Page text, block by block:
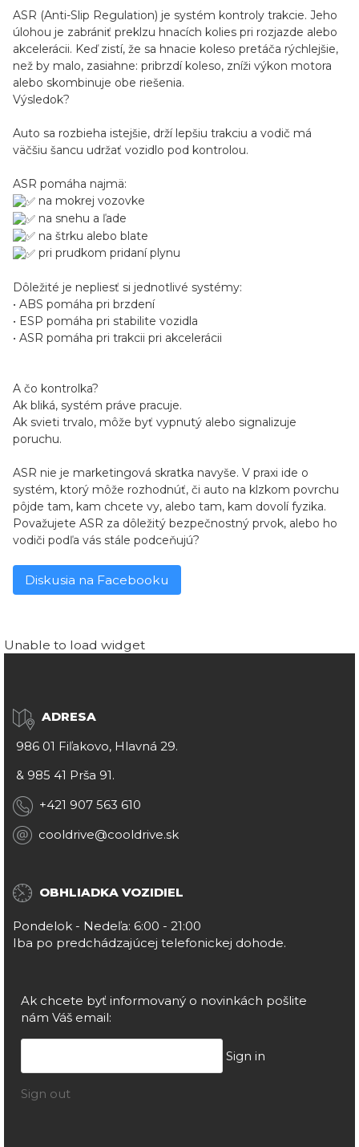
ASR (Anti-Slip Regulation) je systém kontroly trakcie. Jeho
úlohou je zabrániť preklzu hnacích kolies pri rozjazde alebo
akcelerácii. Keď zistí, že sa hnacie koleso pretáča rýchlejšie,
než by malo, zasiahne: pribrzdí koleso, zníži výkon motora
alebo skombinuje obe riešenia.
Výsledok?
Auto sa rozbieha istejšie, drží lepšiu trakciu a vodič má
väčšiu šancu udržať vozidlo pod kontrolou.
ASR pomáha najmä:
na mokrej vozovke
na snehu a ľade
na štrku alebo blate
pri prudkom pridaní plynu
Dôležité je nepliesť si jednotlivé systémy:
• ABS pomáha pri brzdení
• ESP pomáha pri stabilite vozidla
• ASR pomáha pri trakcii pri akcelerácii
A čo kontrolka?
Ak bliká, systém práve pracuje.
Ak svieti trvalo, môže byť vypnutý alebo signalizuje
poruchu.
ASR nie je marketingová skratka navyše. V praxi ide o
systém, ktorý môže rozhodnúť, či auto na klzkom povrchu
pôjde tam, kam chcete vy, alebo tam, kam dovolí fyzika.
Považujete ASR za dôležitý bezpečnostný prvok, alebo ho
vodiči podľa vás stále podceňujú?
Diskusia na Facebooku
Unable to load widget
ADRESA
986 01 Fiľakovo, Hlavná 29.
& 985 41 Prša 91.
+421 907 563 610
cooldrive@cooldrive.sk
OBHLIADKA VOZIDIEL
Pondelok - Nedeľa: 6:00 - 21:00
Iba po predchádzajúcej telefonickej dohode.
Ak chcete byť informovaný o novinkách pošlite
nám Váš email:
Sign in
Sign out